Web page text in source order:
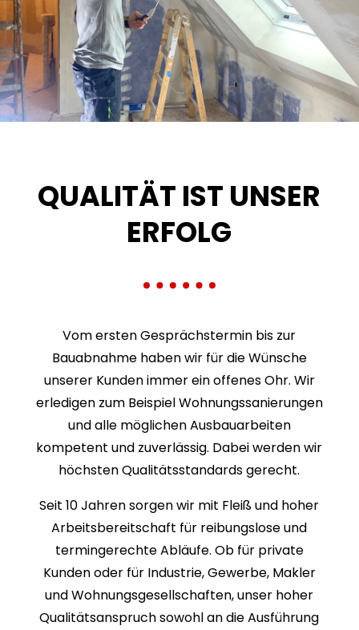
QUALITÄT IST UNSER
ERFOLG
Vom ersten Gesprächs­termin bis zur
Bauabnahme haben wir für die Wünsche
unserer Kunden immer ein offenes Ohr. Wir
erledigen zum Beispiel Wohnungs­sanierungen
und alle möglichen Ausbau­arbeiten
kompetent und zuverlässig. Dabei werden wir
höchsten Qualitäts­standards gerecht.
Seit 10 Jahren sorgen wir mit Fleiß und hoher
Arbeits­bereitschaft für reibungslose und
termingerechte Abläufe. Ob für private
Kunden oder für Industrie, Gewerbe, Makler
und Wohnungs­gesellschaften, unser hoher
Qualitäts­anspruch sowohl an die Ausführung